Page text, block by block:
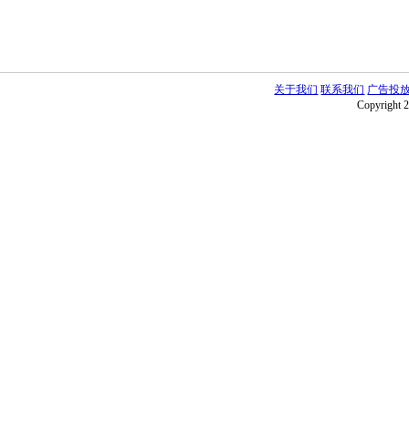
关于我们 联系我们 广告投
Copyright